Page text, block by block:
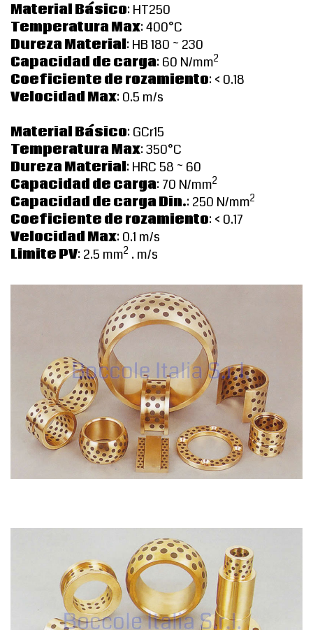
Material Básico: HT250
Temperatura Max: 400°C
Dureza Material: HB 180 ~ 230
Capacidad de carga: 60 N/mm2
Coeficiente de rozamiento: < 0.18
Velocidad Max: 0.5 m/s
Material Básico: GCr15
Temperatura Max: 350°C
Dureza Material: HRC 58 ~ 60
Capacidad de carga: 70 N/mm2
Capacidad de carga Din.: 250 N/mm2
Coeficiente de rozamiento: < 0.17
Velocidad Max: 0.1 m/s
Limite PV: 2.5 mm2 . m/s